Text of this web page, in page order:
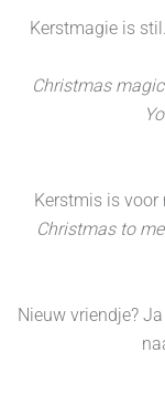
Kerstmagie is
Christmas
Kerstmis is
Christmas to
Nieuw vriendje?